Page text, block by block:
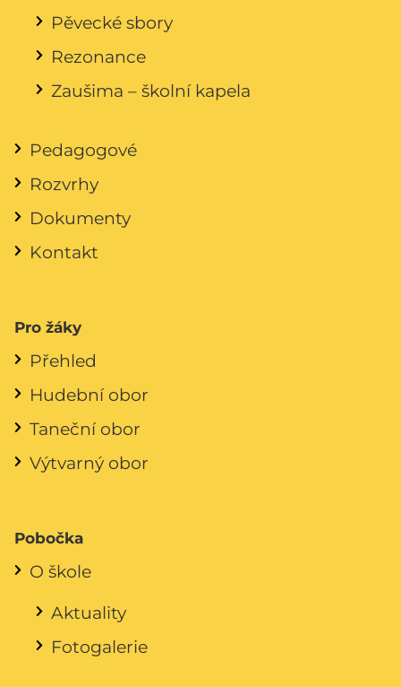
Pěvecké sbory
Rezonance
Zaušima – školní kapela
Pedagogové
Rozvrhy
Dokumenty
Kontakt
Pro žáky
Přehled
Hudební obor
Taneční obor
Výtvarný obor
Pobočka
O škole
Aktuality
Fotogalerie